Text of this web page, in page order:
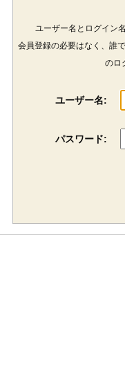
ユーザー名とログイン
会員登録の必要はなく、誰
のロ
ユーザー名:
パスワード: